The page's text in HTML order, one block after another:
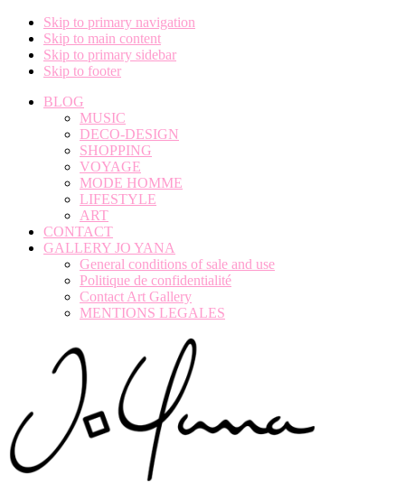
Skip to primary navigation
Skip to main content
Skip to primary sidebar
Skip to footer
BLOG
MUSIC
DECO-DESIGN
SHOPPING
VOYAGE
MODE HOMME
LIFESTYLE
ART
CONTACT
GALLERY JO YANA
General conditions of sale and use
Politique de confidentialité
Contact Art Gallery
MENTIONS LEGALES